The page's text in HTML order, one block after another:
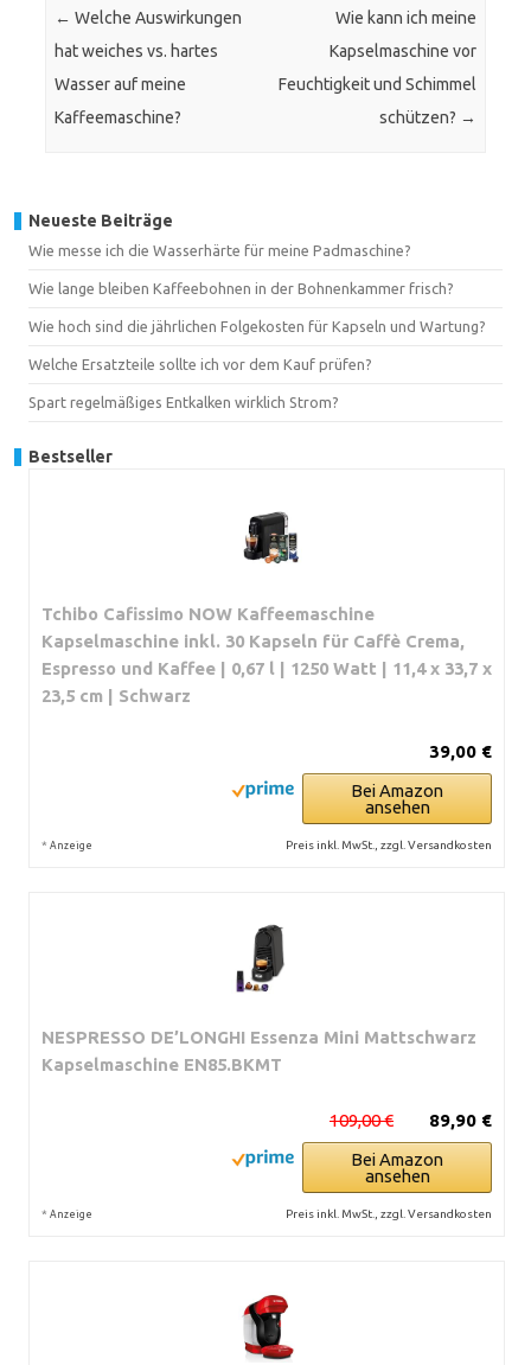
← Welche Auswirkungen
hat weiches vs. hartes
Wasser auf meine
Kaffeemaschine?
Wie kann ich meine
Kapselmaschine vor
Feuchtigkeit und Schimmel
schützen? →
Neueste Beiträge
Wie messe ich die Wasserhärte für meine Padmaschine?
Wie lange bleiben Kaffeebohnen in der Bohnenkammer frisch?
Wie hoch sind die jährlichen Folgekosten für Kapseln und Wartung?
Welche Ersatzteile sollte ich vor dem Kauf prüfen?
Spart regelmäßiges Entkalken wirklich Strom?
Bestseller
Tchibo Cafissimo NOW Kaffeemaschine
Kapselmaschine inkl. 30 Kapseln für Caffè Crema,
Espresso und Kaffee | 0,67 l | 1250 Watt | 11,4 x 33,7 x
23,5 cm | Schwarz
39,00 €
Bei Amazon
ansehen
* Anzeige Preis inkl. MwSt., zzgl. Versandkosten
NESPRESSO DE’LONGHI Essenza Mini Mattschwarz
Kapselmaschine EN85.BKMT
89,90 €
109,00 €
Bei Amazon
ansehen
* Anzeige Preis inkl. MwSt., zzgl. Versandkosten